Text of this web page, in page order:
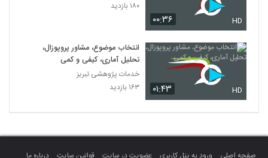
۰۰:۳۶ HD
۱۸۰ بازدید
۰۱:۴۳ HD
انتخاب موضوع، مشاور پروپوزال،
تحلیل آماری، کیفی و کمی
خدمات پژوهشی تبریز
۱۶۳ بازدید